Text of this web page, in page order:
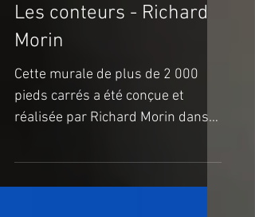
faites de l'art!
Les conteurs - Richard
Morin
Cette murale de plus de 2 000
pieds carrés a été conçue et